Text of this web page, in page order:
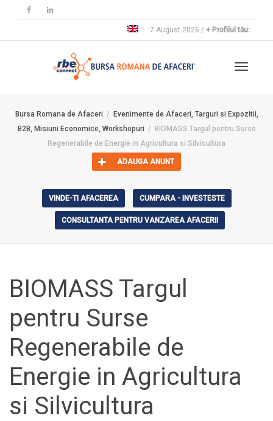
7 August 2026 / + Profilul tău:
Bursa Romana de Afaceri
Evenimente de Afaceri, Targuri si Expozitii,
B2B, Misiuni Economice, Workshopuri
BIOMASS Targul pentru Surse
Regenerabile de Energie in Agricultura si Silvicultura
ADAUGA ANUNT
VINDE-TI AFACEREA CUMPARA - INVESTESTE
CONSULTANTA PENTRU VANZAREA AFACERII
BIOMASS Targul
pentru Surse
Regenerabile de
Energie in Agricultura
si Silvicultura